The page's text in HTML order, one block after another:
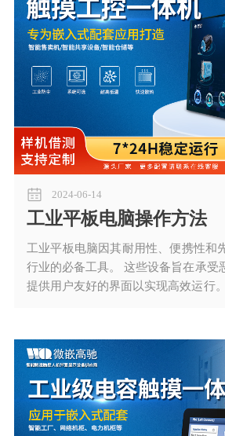
2024-06-14
工业平板电脑操作方法
工业平板电脑因其耐用性、便携性和
行业的必备工具。 这些设备旨在承受
提供用户友好的界面以实现高效运行